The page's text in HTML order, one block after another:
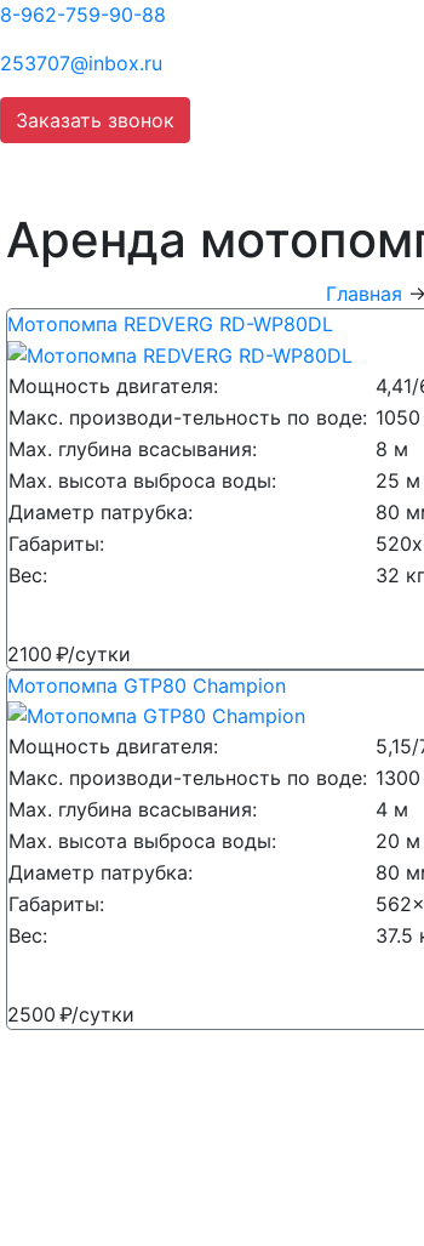
8-962-759-90-88
253707@inbox.ru
Заказать звонок
Аренда
Главная →
Мотопомпа REDVERG RD-WP80DL
Мощность двигателя:
Макс. производи-тельность по воде:
Мах. глубина всасывания:
8 м
Мах. высота выброса воды:
25 м
Диаметр патрубка:
80
Габариты:
Вес:
32 кг
2100 ₽/сутки
Мотопомпа GTP80 Champion
Мощность двигателя:
Макс. производи-тельность по воде:
Мах. глубина всасывания:
4 м
Мах. высота выброса воды:
20 м
Диаметр патрубка:
80
Габариты:
Вес:
37.5
2500 ₽/сутки